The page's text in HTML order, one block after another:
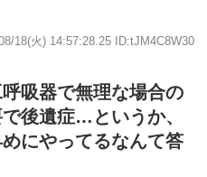
18(火) 14:57:28.25 ID:tJM4C8W30
吸器で無理な場合の
後遺症…というか、
にやってるなんて答